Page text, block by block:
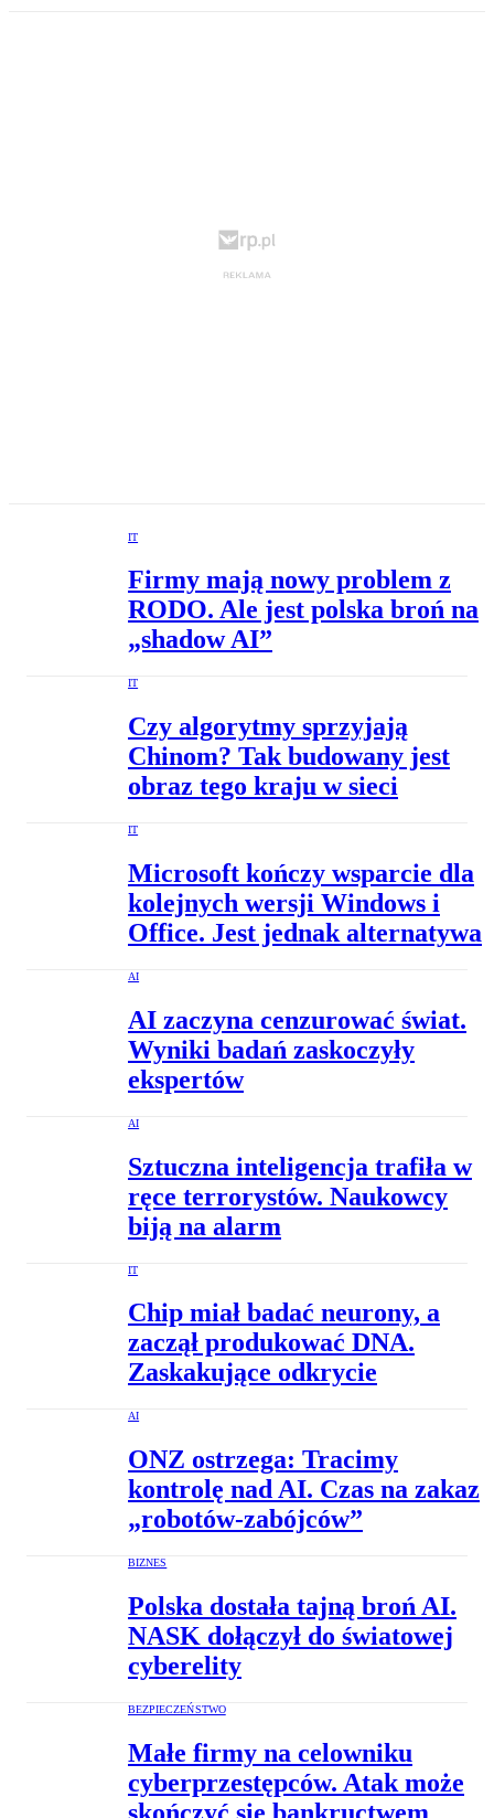
IT
Firmy mają nowy problem z
RODO. Ale jest polska broń na
„shadow AI”
IT
Czy algorytmy sprzyjają
Chinom? Tak budowany jest
obraz tego kraju w sieci
IT
Microsoft kończy wsparcie dla
kolejnych wersji Windows i
Office. Jest jednak alternatywa
AI
AI zaczyna cenzurować świat.
Wyniki badań zaskoczyły
ekspertów
AI
Sztuczna inteligencja trafiła w
ręce terrorystów. Naukowcy
biją na alarm
IT
Chip miał badać neurony, a
zaczął produkować DNA.
Zaskakujące odkrycie
AI
ONZ ostrzega: Tracimy
kontrolę nad AI. Czas na zakaz
„robotów-zabójców”
BIZNES
Polska dostała tajną broń AI.
NASK dołączył do światowej
cyberelity
BEZPIECZEŃSTWO
Małe firmy na celowniku
cyberprzestępców. Atak może